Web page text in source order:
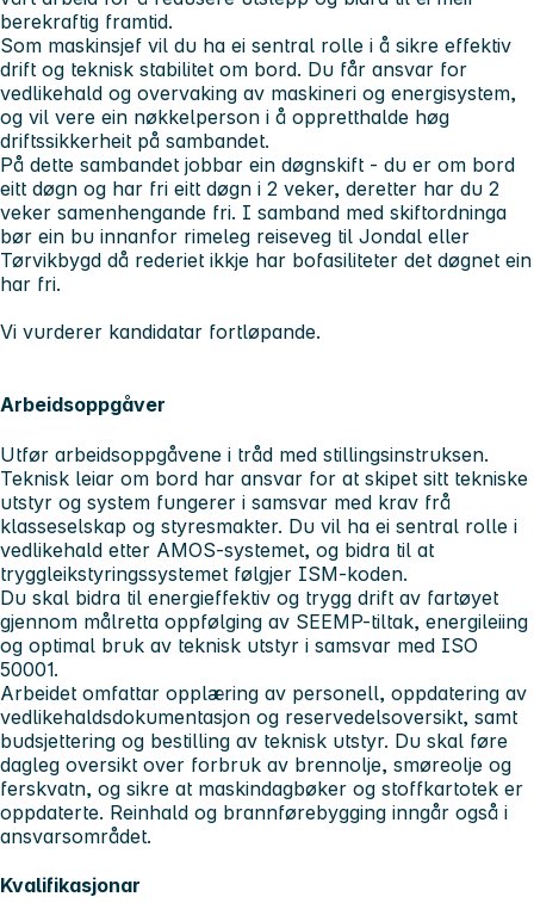
berekraftig framtid.
Som maskinsjef vil du ha ei sentral rolle i å sikre effektiv
drift og teknisk stabilitet om bord. Du får ansvar for
vedlikehald og overvaking av maskineri og energisystem,
og vil vere ein nøkkelperson i å oppretthalde høg
driftssikkerheit på sambandet.
På dette sambandet jobbar ein døgnskift - du er om bord
eitt døgn og har fri eitt døgn i 2 veker, deretter har du 2
veker samenhengande fri. I samband med skiftordninga
bør ein bu innanfor rimeleg reiseveg til Jondal eller
Tørvikbygd då rederiet ikkje har bofasiliteter det døgnet ein
har fri.
Vi vurderer kandidatar fortløpande.
Arbeidsoppgåver
Utfør arbeidsoppgåvene i tråd med stillingsinstruksen.
Teknisk leiar om bord har ansvar for at skipet sitt tekniske
utstyr og system fungerer i samsvar med krav frå
klasseselskap og styresmakter. Du vil ha ei sentral rolle i
vedlikehald etter AMOS-systemet, og bidra til at
tryggleikstyringssystemet følgjer ISM-koden.
Du skal bidra til energieffektiv og trygg drift av fartøyet
gjennom målretta oppfølging av SEEMP-tiltak, energileiing
og optimal bruk av teknisk utstyr i samsvar med ISO
50001.
Arbeidet omfattar opplæring av personell, oppdatering av
vedlikehaldsdokumentasjon og reservedelsoversikt, samt
budsjettering og bestilling av teknisk utstyr. Du skal føre
dagleg oversikt over forbruk av brennolje, smøreolje og
ferskvatn, og sikre at maskindagbøker og stoffkartotek er
oppdaterte. Reinhald og brannførebygging inngår også i
ansvarsområdet.
Kvalifikasjonar